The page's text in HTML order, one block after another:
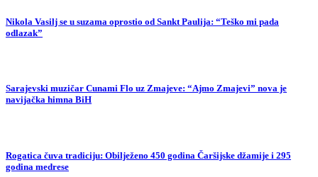
Nikola Vasilj se u suzama oprostio od Sankt Paulija: “Teško mi pada
odlazak”
Sarajevski muzičar Cunami Flo uz Zmajeve: “Ajmo Zmajevi” nova je
navijačka himna BiH
Rogatica čuva tradiciju: Obilježeno 450 godina Čaršijske džamije i 295
godina medrese